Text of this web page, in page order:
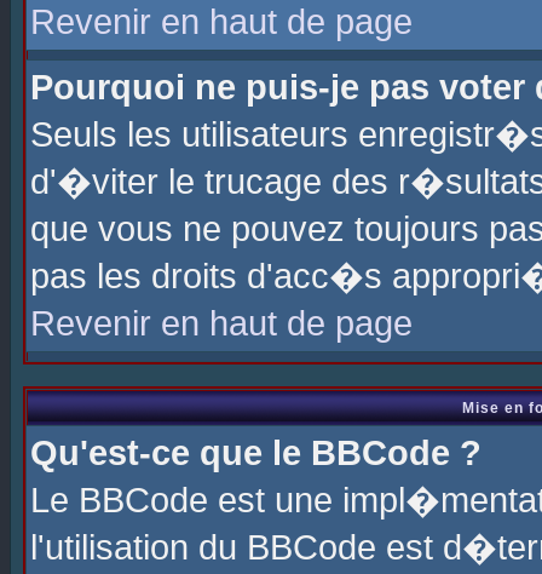
Revenir en haut de page
Pourquoi ne puis-je pas voter
Seuls les utilisateurs
d'�viter le trucage des
que vous ne pouvez toujours
pas les droits d'acc�s
Revenir en haut de page
Mise en
Qu'est-ce que le BBCode ?
Le BBCode est une
l'utilisation du BBCode est